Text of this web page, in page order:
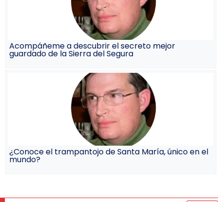
Acompáñeme a descubrir el secreto mejor
guardado de la Sierra del Segura
¿Conoce el trampantojo de Santa María, único en el
mundo?